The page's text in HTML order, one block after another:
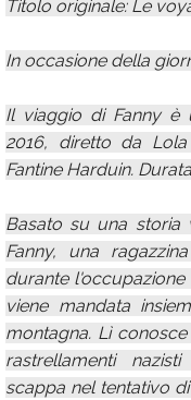
Titolo originale: Le
In occasione della
Il viaggio di Fanny è
2016, diretto da
Fantine Harduin.
Basato su una storia
Fanny, una
durante
viene mandata
montagna. Lì
rastrellamenti
scappa nel tentativo